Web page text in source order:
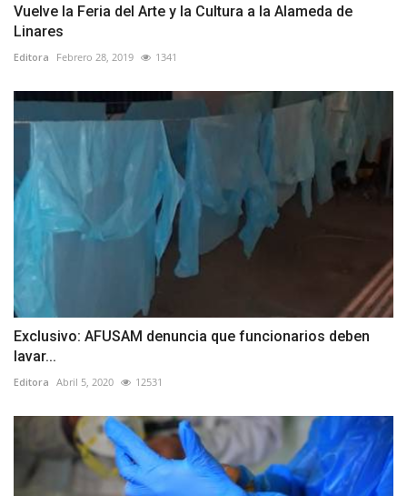
Vuelve la Feria del Arte y la Cultura a la Alameda de
Linares
Editora Febrero 28, 2019 1341
Exclusivo: AFUSAM denuncia que funcionarios deben
lavar...
Editora Abril 5, 2020 12531